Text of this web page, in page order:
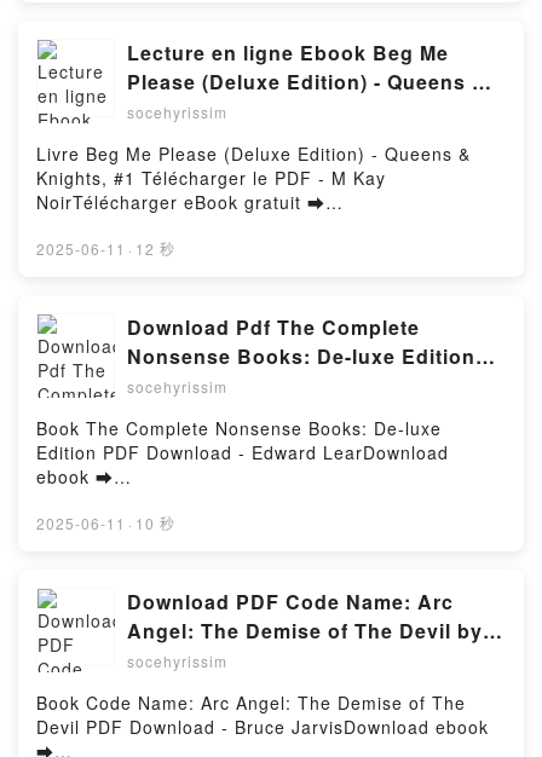
Christine Rimmer Lire en ligne , Mariés jusqu'à Noël
Christine Rimmer Audiobook, Mariés jusqu'à Noël
Christine Rimmer VK, Mariés jusqu'à Noël Christine
Rimmer Kindle, Mariés jusqu'à Noël Christine
Rimmer Epub VK, Mariés jusqu'à Noël Christine
Rimmer Téléchargement gratuitPowered by Firstory
Hosting
Lecture en ligne Ebook Beg Me
Please (Deluxe Edition) - Queens &
Knights, #1
socehyrissim
Livre Beg Me Please (Deluxe Edition) - Queens &
Knights, #1 Télécharger le PDF - M Kay
NoirTélécharger eBook gratuit ➡
rger ou lire en ligne Beg Me Please (Deluxe Edition)
Edition) - Queens & Knights, #1 M Kay Noir PDF, Beg
Me Please (Deluxe Edition) - Queens & Knights, #1
M Kay Noir Epub, Beg Me Please (Deluxe Edition) -
Queens & Knights, #1 M Kay Noir Lire en ligne , Beg
Me Please (Deluxe Edition) - Queens & Knights, #1
M Kay Noir Audiobook, Beg Me Please (Deluxe
Edition) - Queens & Knights, #1 M Kay Noir VK, Beg
M Kay Noir Kindle, Beg Me Please (Deluxe Edition) -
Kay Noir Téléchargement gratuitPowered by Firstory
Hosting
2025-06-11 · 12 秒
Download Pdf The Complete
Nonsense Books: De-luxe Edition
by Edward Lear
socehyrissim
Book The Complete Nonsense Books: De-luxe
Edition PDF Download - Edward LearDownload
ebook ➡
d or Read Online The Complete Nonsense Books:
Edition Edward Lear PDF, The Complete Nonsense
Books: De-luxe Edition Edward Lear Epub, The
Complete Nonsense Books: De-luxe Edition Edward
Lear Read Online, The Complete Nonsense Books:
De-luxe Edition Edward Lear Audiobook, The
Complete Nonsense Books: De-luxe Edition Edward
Lear VK, The Complete Nonsense Books: De-luxe
2025-06-11 · 10 秒
Download PDF Code Name: Arc
Angel: The Demise of The Devil by
Bruce Jarvis
socehyrissim
Book Code Name: Arc Angel: The Demise of The
Devil PDF Download - Bruce JarvisDownload ebook
➡